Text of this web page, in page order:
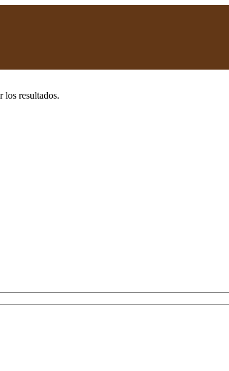
los resultados.